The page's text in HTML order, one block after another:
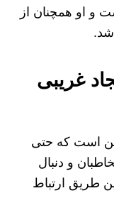
و او همچنان از
غریبی
است که حتی
و دنبال
طریق ارتباط